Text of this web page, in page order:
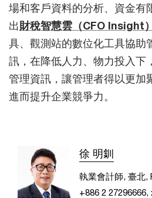
場和客戶資料的分析、資金有
出財稅智慧雲（CFO Insight）
具、觀測站的數位化工具協助
訊，在降低人力、物力投入下
管理資訊，讓管理者得以更加
進而提升企業競爭力。
徐 明釧
執業會計師, 臺北,
+886 2 27296666,